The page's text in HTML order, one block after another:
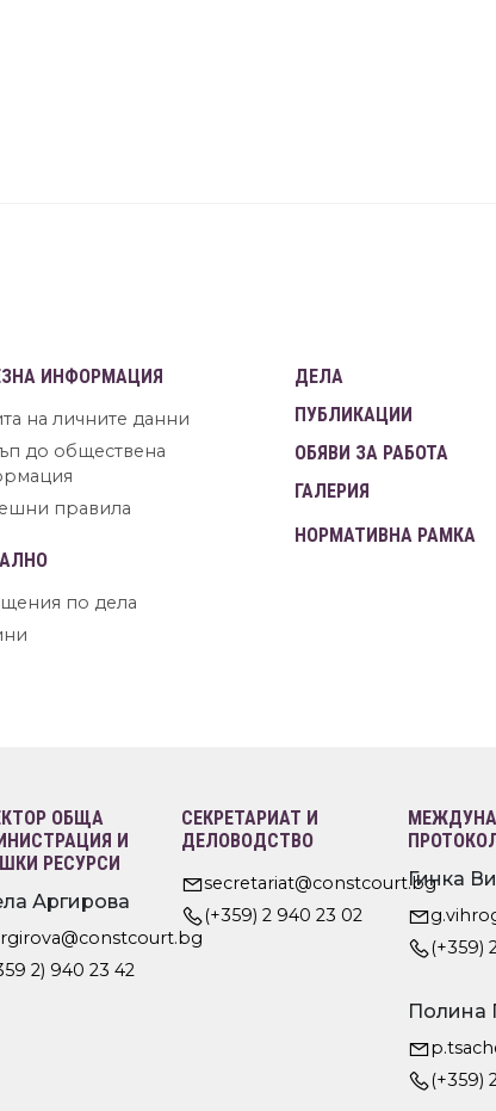
ИНФОРМАЦИЯ
на личните данни
до обществена
правила
по дела
ДЕЛА
ПУБЛИКАЦИИ
ОБЯВИ ЗА РАБОТА
ГАЛЕРИЯ
НОРМАТИВНА РАМКА
ОБЩА
И
РЕСУРСИ
Аргирова
2) 940 23 42
СЕКРЕТАРИАТ И
ДЕЛОВОДСТВО
secretariat@constcourt.bg
(+359) 2 940 23 02
ПРОТОКОЛ
Гинка
(+359)
Полина
(+359)